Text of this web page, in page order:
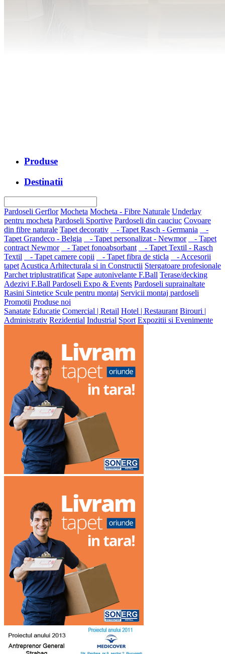
Produse
Destinatii
Pardoseli Gerflor Mocheta Mocheta - Fibre Naturale Underlay
pentru mocheta Pardoseli Sportive Pardoseli din cauciuc Covoare
din fibre naturale Tapet decorativ - Tapet Rasch - Germania
-
Tapet Grandeco - Belgia
- Tapet personalizat - Newmor
- Tapet
contract Newmor
- Tapet fonoabsorbant
- Tapet Textil - Rasch
Textil
- Tapet camere copii - Tapet fibra de sticla
- Accesorii
tapetAcustica Arhitecturala si in Constructii Stergatoare profesionale
Parchet triplustratificat Sape autonivelante F.Ball Terase/decking
Adezivi F.Ball Pardoseli Expo & Events Pardoseli suprainaltate
Rasini Sintetice Scule pentru montaj Servicii montaj pardoseli
Promotii Produse noi
Sanatate Educatie Comercial | Retail Hotel | Restaurant Birouri |
Administrativ Rezidential Industrial Sport Expozitii si Evenimente